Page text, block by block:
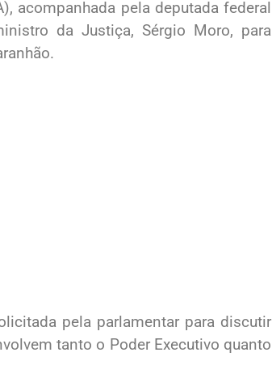
acompanhada pela deputada federal
da Justiça, Sérgio Moro, para
pela parlamentar para discutir
tanto o Poder Executivo quanto